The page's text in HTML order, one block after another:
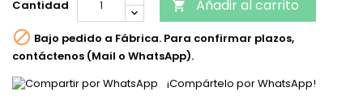
Cantidad  Añadir al carrito
 Bajo pedido a Fábrica. Para confirmar plazos,
contáctenos (Mail o WhatsApp).
¡Compártelo por WhatsApp!